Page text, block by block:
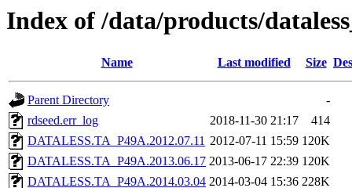
Index of /data/products/
Name Last modified Size
Parent Directory
-
rdseed.err_log
2018-11-30 21:17
414
DATALESS.TA_P49A.2012.07.11 2012-07-11 15:59 120K
DATALESS.TA_P49A.2013.06.17 2013-06-17 22:39 120K
DATALESS.TA_P49A.2014.03.04 2014-03-04 15:36 228K